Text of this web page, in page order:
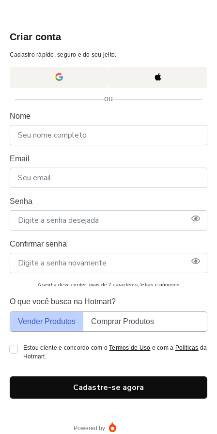
Criar conta
Cadastro rápido, seguro e do seu jeito.
ou
Nome
Email
Senha
Confirmar senha
A senha deve conter: mais de 7 caracteres, letras e números
O que você busca na Hotmart?
Vender Produtos Comprar Produtos
Estou ciente e concordo com oTermos de Uso e com a Políticas da
Hotmart.
Cadastre-se agora
Powered by